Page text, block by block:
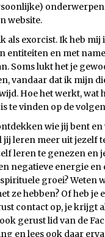
website.
als exorcist. Ik heb mij
entiteiten en met
Soms lukt het je
vandaar dat ik mijn
Hoe het werkt, wat
te vinden op de
wie jij bent en
jij leren meer uit jezelf
leren te genezen en
negatieve energie en
groei? Weten
ze hebben? Of heb je
contact op, je krijgt
gerust lid van de
en lees ook daar